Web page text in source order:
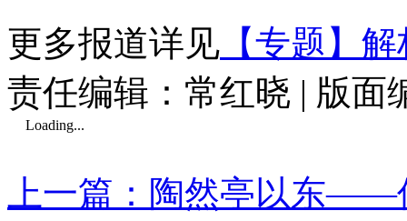
更多报道详见 【专题】
责任编辑：常红晓 | 版面
Loading...
上一篇：陶然亭以东——